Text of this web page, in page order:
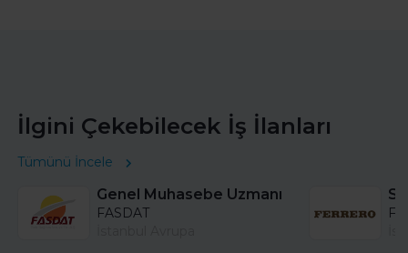
İlgini Çekebilecek İş İlanları
Tümünü İncele
Genel Muhasebe Uzmanı
FASDAT